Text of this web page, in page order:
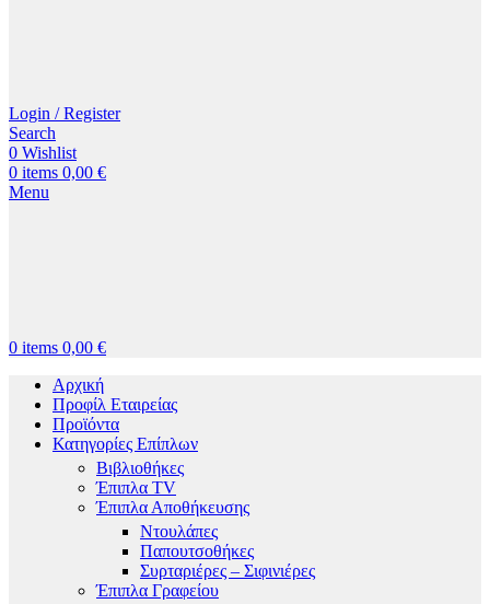
Login / Register
Search
0 Wishlist
0 items 0,00 €
Menu
0 items 0,00 €
Αρχική
Προφίλ Εταιρείας
Προϊόντα
Κατηγορίες Επίπλων
Βιβλιοθήκες
Έπιπλα TV
Έπιπλα Αποθήκευσης
Ντουλάπες
Παπουτσοθήκες
Συρταριέρες – Σιφινιέρες
Έπιπλα Γραφείου